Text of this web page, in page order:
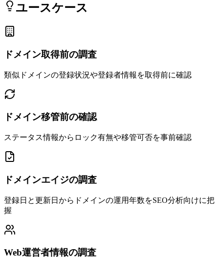
ユースケース
ドメイン取得前の調査
類似ドメインの登録状況や登録者情報を取得前に確認
ドメイン移管前の確認
ステータス情報からロック有無や移管可否を事前確認
ドメインエイジの調査
登録日と更新日からドメインの運用年数をSEO分析向けに把
握
Web運営者情報の調査